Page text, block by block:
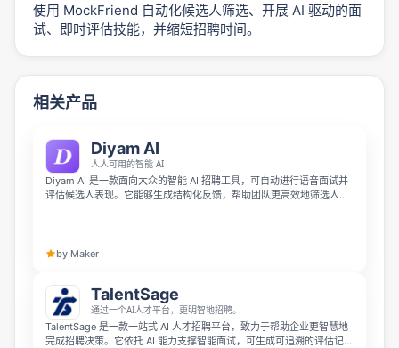
使用 MockFriend 自动化候选人筛选、开展 AI 驱动的面
试、即时评估技能，并缩短招聘时间。
相关产品
Diyam AI
人人可用的智能 AI
Diyam AI 是一款面向大众的智能 AI 招聘工具，可自动进行语音面试并
评估候选人表现。它能够生成结构化反馈，帮助团队更高效地筛选人
by Maker
TalentSage
通过一个AI人才平台，更明智地招聘。
TalentSage 是一款一站式 AI 人才招聘平台，致力于帮助企业更智慧地
完成招聘决策。它依托 AI 能力支撑智能面试，可生成可追溯的评估记